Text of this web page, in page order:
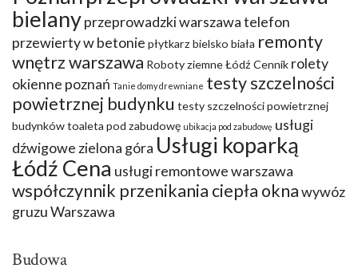
bielanyprzeprowadzki warszawa telefon
przewierty w betonie płytkarz bielsko biała remonty
wnętrz warszawa Roboty ziemne Łódź Cennik rolety
okienne poznań Tanie domy drewniane testy szczelności
powietrznej budynku testy szczelności powietrznej
budynkówtoaleta pod zabudowę ubikacja pod zabudowę usługi
dźwigowe zielona góra Usługi koparką
Łódź Cena usługi remontowe warszawa
współczynnik przenikania ciepła oknawywóz
gruzu Warszawa
Budowa